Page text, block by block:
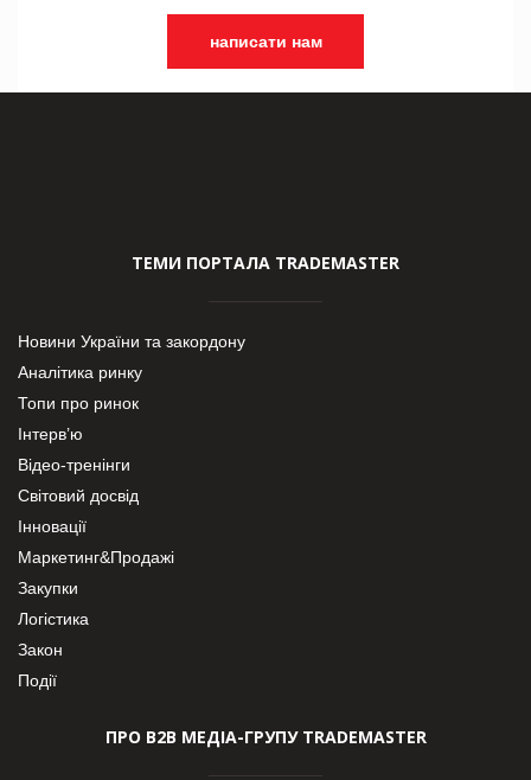
написати нам
ТЕМИ ПОРТАЛА TRADEMASTER
Новини України та закордону
Аналітика ринку
Топи про ринок
Інтерв’ю
Відео-тренінги
Світовий досвід
Інновації
Маркетинг&Продажі
Закупки
Логістика
Закон
Події
ПРО В2В МЕДІА-ГРУПУ TRADEMASTER